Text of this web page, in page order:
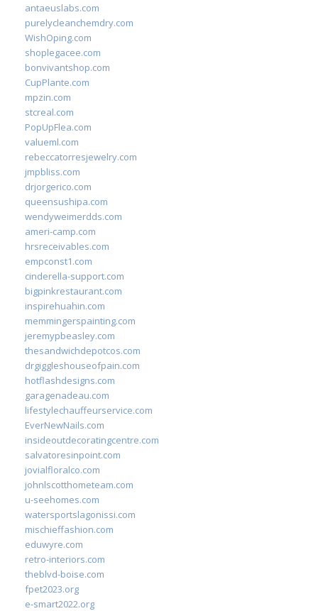
antaeuslabs.com
purelycleanchemdry.com
WishOping.com
shoplegacee.com
bonvivantshop.com
CupPlante.com
mpzin.com
stcreal.com
PopUpFlea.com
valueml.com
rebeccatorresjewelry.com
jmpbliss.com
drjorgerico.com
queensushipa.com
wendyweimerdds.com
ameri-camp.com
hrsreceivables.com
empconst1.com
cinderella-support.com
bigpinkrestaurant.com
inspirehuahin.com
memmingerspainting.com
jeremypbeasley.com
thesandwichdepotcos.com
drgiggleshouseofpain.com
hotflashdesigns.com
garagenadeau.com
lifestylechauffeurservice.com
EverNewNails.com
insideoutdecoratingcentre.com
salvatoresinpoint.com
jovialfloralco.com
johnlscotthometeam.com
u-seehomes.com
watersportslagonissi.com
mischieffashion.com
eduwyre.com
retro-interiors.com
theblvd-boise.com
fpet2023.org
e-smart2022.org